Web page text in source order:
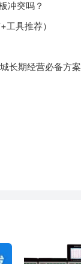
冲突吗？
具推荐）
长期经营必备方案